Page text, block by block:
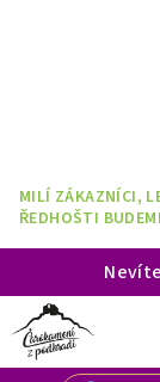
MILÍ ZÁKAZNÍCI,
ŘEDHOŠTI